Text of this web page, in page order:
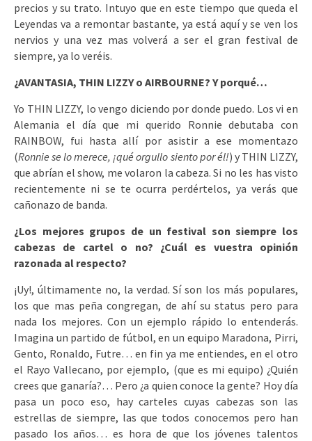
precios y su trato. Intuyo que en este tiempo que queda el
Leyendas va a remontar bastante, ya está aquí y se ven los
nervios y una vez mas volverá a ser el gran festival de
siempre, ya lo veréis.
¿AVANTASIA, THIN LIZZY o AIRBOURNE? Y porqué…
Yo THIN LIZZY, lo vengo diciendo por donde puedo. Los vi en
Alemania el día que mi querido Ronnie debutaba con
RAINBOW, fui hasta allí por asistir a ese momentazo
(Ronnie se lo merece, ¡qué orgullo siento por él!) y THIN LIZZY,
que abrían el show, me volaron la cabeza. Si no les has visto
recientemente ni se te ocurra perdértelos, ya verás que
cañonazo de banda.
¿Los mejores grupos de un festival son siempre los
cabezas de cartel o no? ¿Cuál es vuestra opinión
razonada al respecto?
¡Uy!, últimamente no, la verdad. Sí son los más populares,
los que mas peña congregan, de ahí su status pero para
nada los mejores. Con un ejemplo rápido lo entenderás.
Imagina un partido de fútbol, en un equipo Maradona, Pirri,
Gento, Ronaldo, Futre… en fin ya me entiendes, en el otro
el Rayo Vallecano, por ejemplo, (que es mi equipo) ¿Quién
crees que ganaría?… Pero ¿a quien conoce la gente? Hoy día
pasa un poco eso, hay carteles cuyas cabezas son las
estrellas de siempre, las que todos conocemos pero han
pasado los años… es hora de que los jóvenes talentos